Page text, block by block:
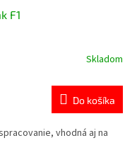
F1
Skladom
Do košíka
vhodná aj na